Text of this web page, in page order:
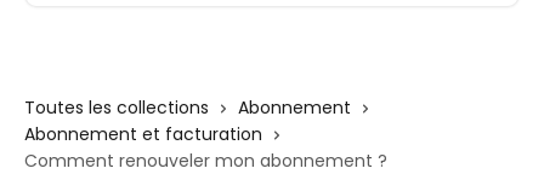
Toutes les collections
Abonnement
Abonnement et facturation
Comment renouveler mon abonnement ?